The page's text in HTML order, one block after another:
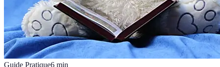
Guide Pratique6 min